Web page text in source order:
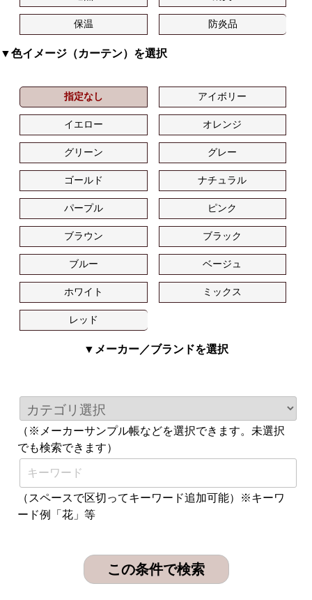
保温 防炎品
▼色イメージ（カーテン）を選択
指定なし アイボリー
イエロー オレンジ
グリーン グレー
ゴールド ナチュラル
パープル ピンク
ブラウン ブラック
ブルー ベージュ
ホワイト ミックス
レッド
▼メーカー／ブランドを選択
（※メーカーサンプル帳などを選択できます。未選択
でも検索できます）
（スペースで区切ってキーワード追加可能）※キーワ
ード例「花」等